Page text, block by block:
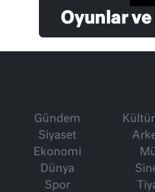
Oyunlar
Gündem
Siyaset
Ekonomi
Dünya
Spor